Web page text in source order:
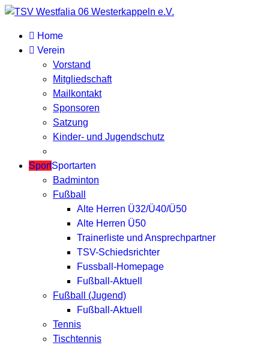
Home
Verein
Vorstand
Mitgliedschaft
Mailkontakt
Sponsoren
Satzung
Kinder- und Jugendschutz
SportSportarten
Badminton
Fußball
Alte Herren Ü32/Ü40/Ü50
Alte Herren Ü50
Trainerliste und Ansprechpartner
TSV-Schiedsrichter
Fussball-Homepage
Fußball-Aktuell
Fußball (Jugend)
Fußball-Aktuell
Tennis
Tischtennis